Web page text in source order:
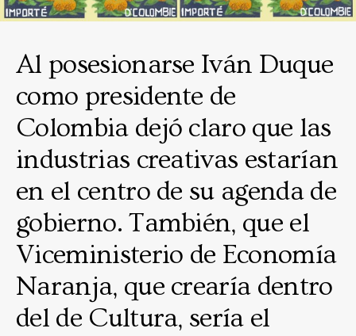
Al posesionarse Iván Duque
como presidente de
Colombia dejó claro que las
industrias creativas estarían
en el centro de su agenda de
gobierno. También, que el
Viceministerio de Economía
Naranja, que crearía dentro
del de Cultura, sería el